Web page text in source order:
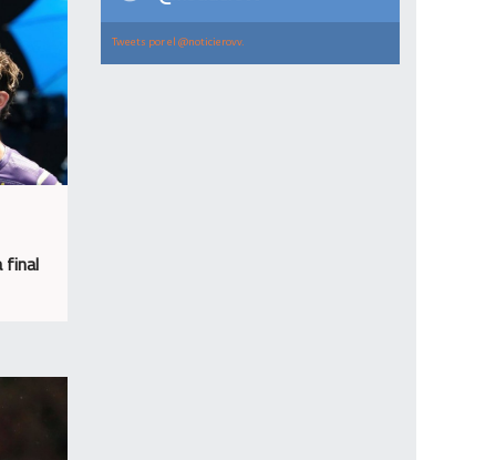
final
Tweets por el @noticierovv.